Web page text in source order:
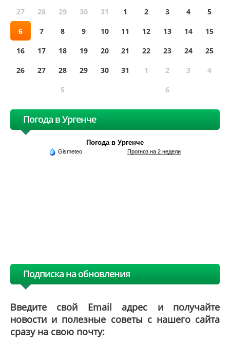
27 28 29 30 31 1 2 3 4
5
6
7 8 9 10 11 12 13 14
15
16
17 18 19 20 21 22 23 24
25
26
27 28 29 30 31 1 2 3
4
5
6
Погода в Ургенче
Погода в Ургенче
Gismeteo Прогноз на 2 недели
Подписка на обновления
Введите свой Email адрес и получайте
новости и полезные советы с нашего сайта
сразу на свою почту: